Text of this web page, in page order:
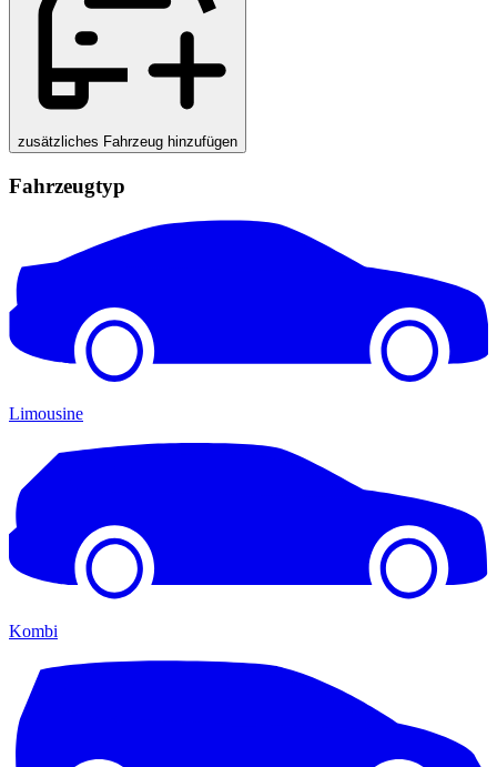
zusätzliches Fahrzeug hinzufügen
Fahrzeugtyp
Limousine
Kombi